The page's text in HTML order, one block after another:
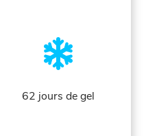
62 jours de gel